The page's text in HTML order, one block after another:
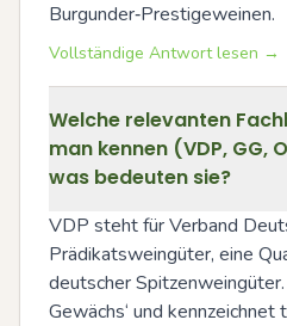
Burgunder‑Prestigeweinen.
Vollständige Antwort lesen →
Welche relevanten
man kennen (VDP, GG,
was bedeuten sie?
VDP steht für Verband
Prädikatsweingüter, eine
deutscher
Gewächs‘ und kennzeichnet